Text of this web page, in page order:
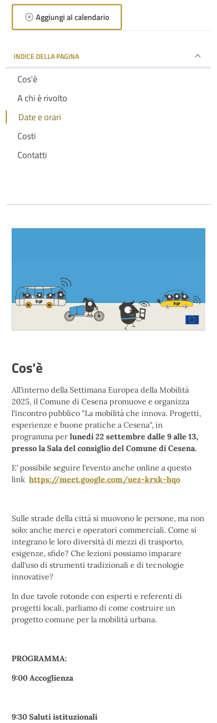
Aggiungi al calendario
INDICE DELLA PAGINA
Cos'è
A chi è rivolto
Date e orari
Costi
Contatti
Cos'è
All'interno della Settimana Europea della Mobilità
2025, il Comune di Cesena promuove e organizza
l'incontro pubblico "La mobilità che innova. Progetti,
esperienze e buone pratiche a Cesena", in
programma per lunedì 22 settembre dalle 9 alle 13,
presso la Sala del consiglio del Comune di Cesena.
E' possibile seguire l'evento anche online a questo
link https://meet.google.com/uez-krxk-hqo
Sulle strade della città si muovono le persone, ma non
solo: anche merci e operatori commerciali. Come si
integrano le loro diversità di mezzi di trasporto,
esigenze, sfide? Che lezioni possiamo imparare
dall'uso di strumenti tradizionali e di tecnologie
innovative?
In due tavole rotonde con esperti e referenti di
progetti locali, parliamo di come costruire un
progetto comune per la mobilità urbana.
PROGRAMMA:
9:00 Accoglienza
9:30 Saluti istituzionali